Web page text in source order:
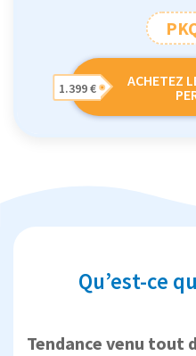
ACHETEZ
1.399 €
Qu’est-ce
Tendance venu tout